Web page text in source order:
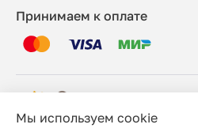
Принимаем к оплате
Мы используем cookie